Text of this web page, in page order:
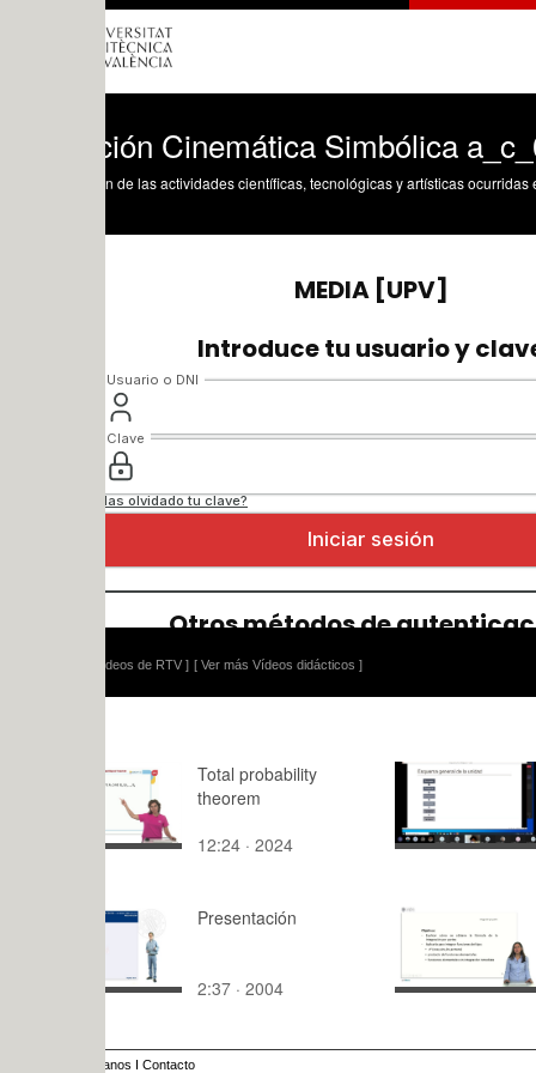
Cinemática Simbólica a_c_0658
de las actividades científicas, tecnológicas y artísticas ocurridas en los tres
[ Ver más Vídeos didácticos ]
Total probability
theorem
12:24 · 2024
107:09 ·
Presentación
2:37 · 2004
Método
por partes
10:38 ·